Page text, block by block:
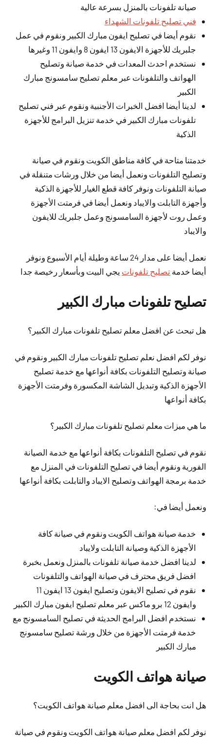
صيانة تلفونات بالمنزل بسرعة عالية
فني تصليح تلفونات الشهداء
نقوم أيضا في تصليح ايفون مبارك الكبير ونقوم في عمل
جلبريك للأجهزة الايفون 13 ايفون 8 وايفون 11 وغيرها
نستخدم احدث المعدات في خدمة صيانة وتصليح
الهواتف والتلفونات عبر معلم تصليح سامسونج مبارك
الكبير
لدينا أيضا افضل الخبرات الأجنبية ونقوم عبر فني تصليح
تلفونات مبارك الكبير في خدمة تنزيل البرامج للأجهزة
الذكية
خدمتنا متاحة في كافة مناطق الكويت ونقوم في صيانة
وتصليح التلفونات ونعمل أيضا من خلال ورشات متنقلة في
صيانة التلفونات ونوفر كافة قطع الغيار للأجهزة الذكية
وأجهزة التابلت والايباد ونعمل أيضا في فرمتت الأجهزة
وعمل روت لأجهزة السامسونج وعمل جلبريك للايفون
والايباد
نعمل أيضا
على مدار 24 ساعة وطيلة أيام الأسبوع ونوفر
أيضا خدمة تصليح تلفونات يجي البيت وبأسعار رخيصة جدا
تصليح تلفونات مبارك الكبير
هل تبحث عن افضل معلم تصليح تلفونات مبارك الكبير؟
نوفر لكم افضل نعلم تصليح تلفونات مبارك الكبير ونقوم في
صيانة وتصليح التلفونات بكافة أنواعها مع خدمة تصليح
الأجهزة الذكية وتبديل الشاشة المكسورة وفرمتت الأجهزة
بكافة أنواعها
ما هي ميزات معلم تصليح تلفونات مبارك الكبير؟
نقوم في تصليح التلفونات بكافة أنواعها مع خدمة الصيانة
الفورية ونقوم أيضا في تصليح التلفونات في المنزل مع
خدمة برمجة الهواتف وتصليح الايباد والتابلت بكافة أنواعها
ونعمل أيضا في:
خدمة صيانة هواتف الكويت ونقوم في صيانة كافة
الأجهزة الذكية وصيانة التابلت ولايباد
لدينا افضل خدمة صيانة تلفونات بالمنزل ونعمل بخبرة
افضل فريق محترف في صيانة الهواتف والتلفونات
نقوم في تصليح الايفون وتصليح ايفون 13 ايفون 11
وايفون 12 برو ماكس عبر معلم تصليح ايفون مبارك الكبير
نستخدم افضل البرامج الحديثة في تصليح السامسونج مع
خدمة فرمتت الأجهزة من خلال ورشة تصليح سامسونج
مبارك الكبير
صيانة هواتف الكويت
هل انت بحاجة الى افضل معلم صيانة هواتف الكويت؟
نوفر لكم افضل معلم صيانة هواتف الكويت ونقوم في صيانة